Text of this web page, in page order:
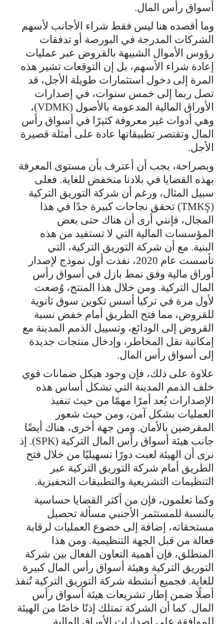
أسواق رأس المال.
وما أقصده هنا ليس فقط شراء الأجانب لأسهم
الشركات المدرجة في البورصة أو تدفقات
رؤوس الأموال الشبيهة بالقروض عبر عمليات
إعادة شراء الأسهم، بل إن التوقعات تشير هذه
المرة إلى دخول استثمارات طويلة الأجل، قد
تصل ربما إلى خمس سنوات، في إصدارات
الأوراق المالية المدعومة بالأصول (VDMK)،
وهي أدوات غير معروفة كثيرًا في أسواق رأس
المال وتقتصر تطبيقاتها عادة على أمثلة قصيرة
الأجل.
وبصراحة، يجب أن أعترف بأن مستوى المعرفة
بهذه القضايا في بلادنا منخفض للغاية. فعلى
سبيل المثال، ورغم أن شركة التوريق التركية
(TMKŞ) تحقق نجاحات كبيرة جدًا في هذا
المجال، فإنني أرى أن هناك حتى بعض
المؤسسات المالية التي لا تستفيد من هذه
البنية. مع أن شركة التوريق التركية، التي
تأسست عام 2020، نفذت أول نموذج لإصدار
أوراق مالية وفق نمط بازل في أسواق رأس
المال التركية. ومن خلال هذا المنتج، وُضعت
لأول مرة في تركيا أسس تكوين سوق ثانوية
للقروض، مما فتح الطريق أمام خفض نسبة
القروض إلى الودائع، وتسييل الذمم المدينة مع
إمكانية نقل المخاطر، وإدخال منتجات جديدة
إلى أسواق رأس المال.
علاوة على ذلك، فإن وجود هيكل ضمانات قوي
خلف الذمم المدينة التي تشكل أساس هذه
الإصدارات يُعد أمرًا مهمًا من حيث تنفيذ
العمليات بشكل آمن، ومن حيث شعور
المقرضين بالأمان. ومن جهة أخرى، هناك أيضًا
جانب هيئة أسواق رأس المال التركية (SPK). إذ
نرى أن الهيئة لعبت دورًا تسهيليًا من خلال فتح
الطريق أمام شركة التوريق التركية عبر
التنظيمات التشريعية والتطبيقات التحفيزية.
وكما تعلمون، فإن من أكثر القضايا حساسية
بالنسبة للمستثمر الأجنبي مسألة تحصيل
مستحقاته، إضافة إلى خضوع العمليات لرقابة
فعالة من قبل الجهة التنظيمية. ومن هذا
المنطلق، فإن أهمية التعاون الفعال بين شركة
التوريق التركية وهيئة أسواق رأس المال كبيرة
للغاية. فجميع أنشطة شركة التوريق التركية تُنفذ
أصلًا ضمن إطار تشريعات هيئة أسواق رأس
المال. كما أن الشركة تمتلك إذنًا خاصًا من الهيئة
للموافقة على إصدارات الأوراق المالية